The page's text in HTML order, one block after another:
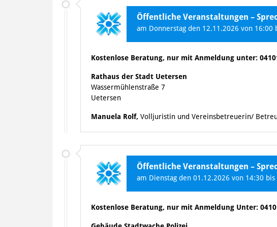
Öffentliche Veranstaltungen –
am Donnerstag den 12.11.2026 von 16:00
Kostenlose Beratung, nur mit Anmeldung unter:
Rathaus der Stadt Uetersen
Wassermühlenstraße 7
Uetersen
Manuela Rolf, Volljuristin und Vereinsbetreuerin/
Öffentliche Veranstaltungen –
am Dienstag den 01.12.2026 von 14:30
Kostenlose Beratung, nur mit Anmeldung Unter: